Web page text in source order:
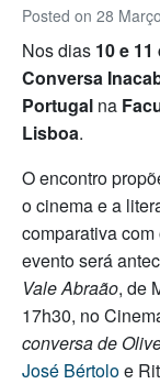
Posted on 28
Nos dias 10 e
Conversa
Portugal na
Lisboa.
O encontro
o cinema e a
comparativa
evento será
Vale Abraão, de
17h30, no
conversa de
José Bértoloe